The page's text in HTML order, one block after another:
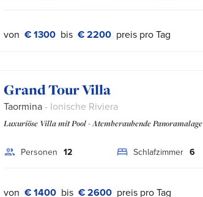
von € 1300 bis € 2200 preis pro Tag
Grand Tour Villa
Taormina- Ionische Riviera
Luxuriöse Villa mit Pool - Atemberaubende Panoramalage
Personen 12 Schlafzimmer 6
von € 1400 bis € 2600 preis pro Tag